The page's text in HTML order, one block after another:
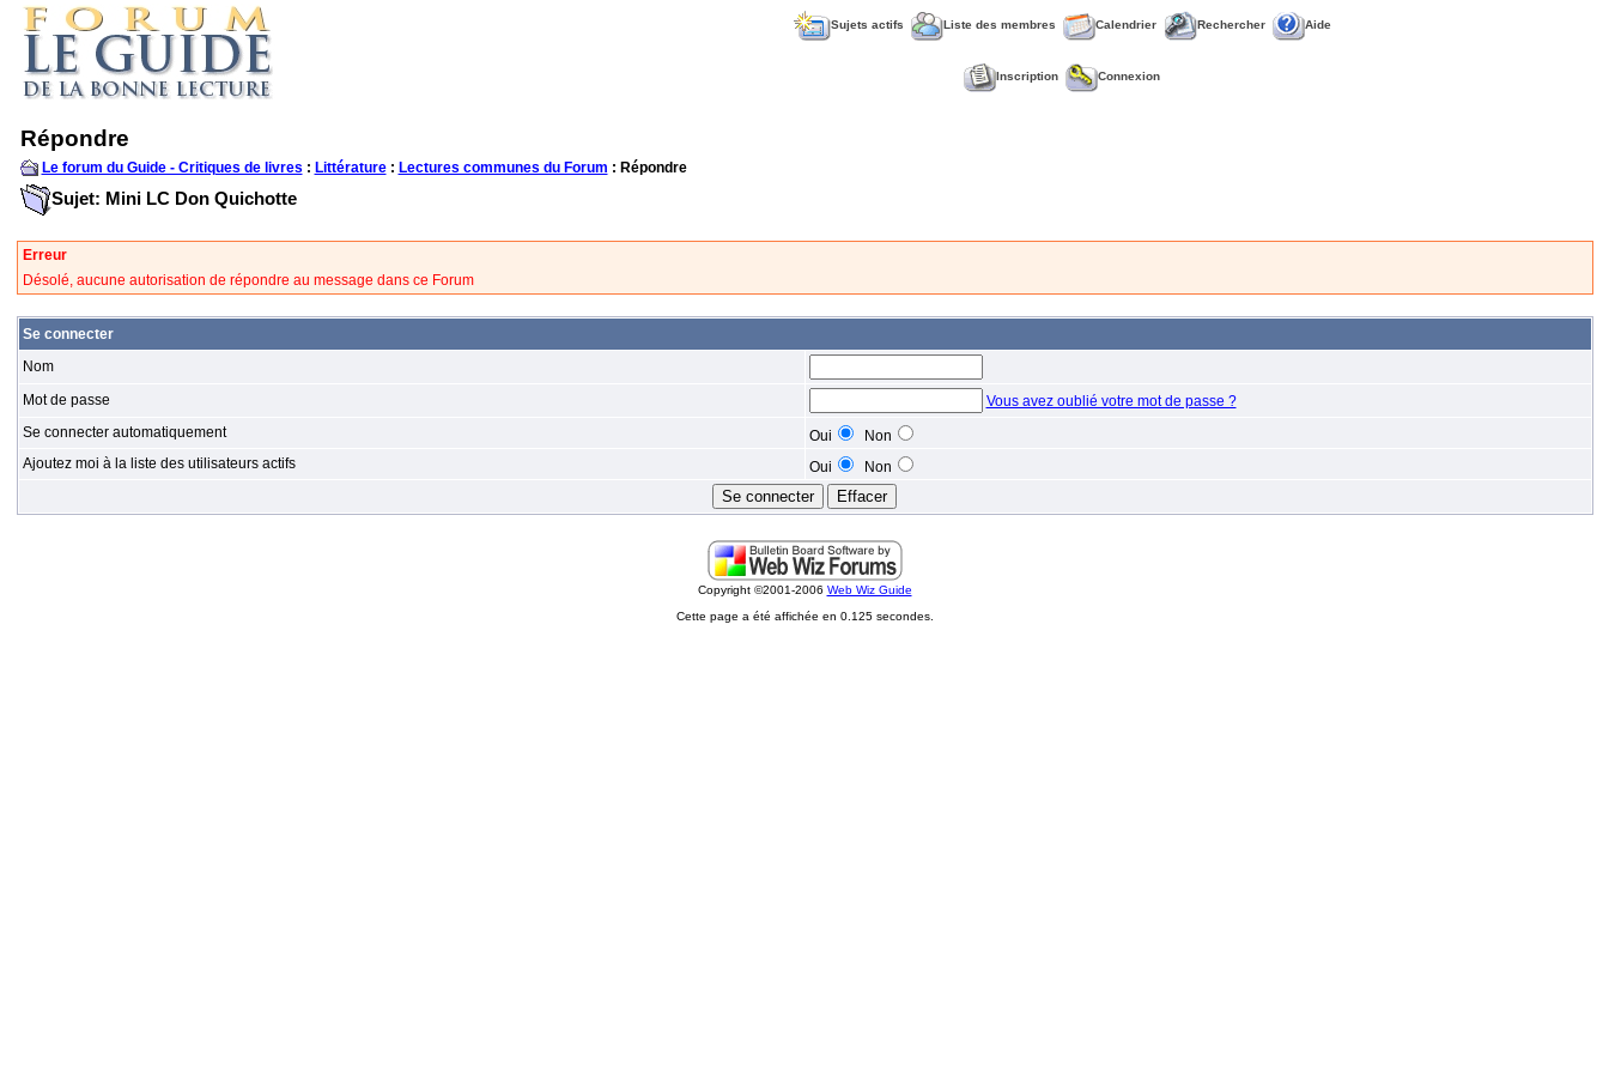
Sujets actifs Liste des membres Calendrier Rechercher Aide
Inscription Connexion
Répondre
Le forum du Guide - Critiques de livres : Littérature: Lectures communes du Forum : Répondre
Sujet: Mini LC Don Quichotte
Erreur
Désolé, aucune autorisation de répondre au message dans ce Forum
Se connecter
Nom
Mot de passe
Vous avez oublié votre mot de passe ?
Se connecter automatiquement
Oui
Non
Ajoutez moi à la liste des utilisateurs actifs
Oui Non
Copyright ©2001-2006 Web Wiz Guide
Cette page a été affichée en 0.125 secondes.